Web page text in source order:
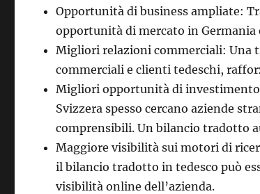
Opportunità di business ampliate:
opportunità di mercato in
Migliori relazioni commerciali: Una
commerciali e clienti tedeschi,
Migliori opportunità di
Svizzera spesso cercano aziende
comprensibili. Un bilancio tradotto
Maggiore visibilità sui motori di
il bilancio tradotto in tedesco può
visibilità online dell’azienda.